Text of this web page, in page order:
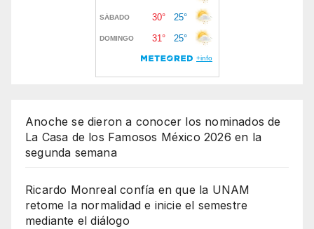
Anoche se dieron a conocer los nominados de
La Casa de los Famosos México 2026 en la
segunda semana
Ricardo Monreal confía en que la UNAM
retome la normalidad e inicie el semestre
mediante el diálogo